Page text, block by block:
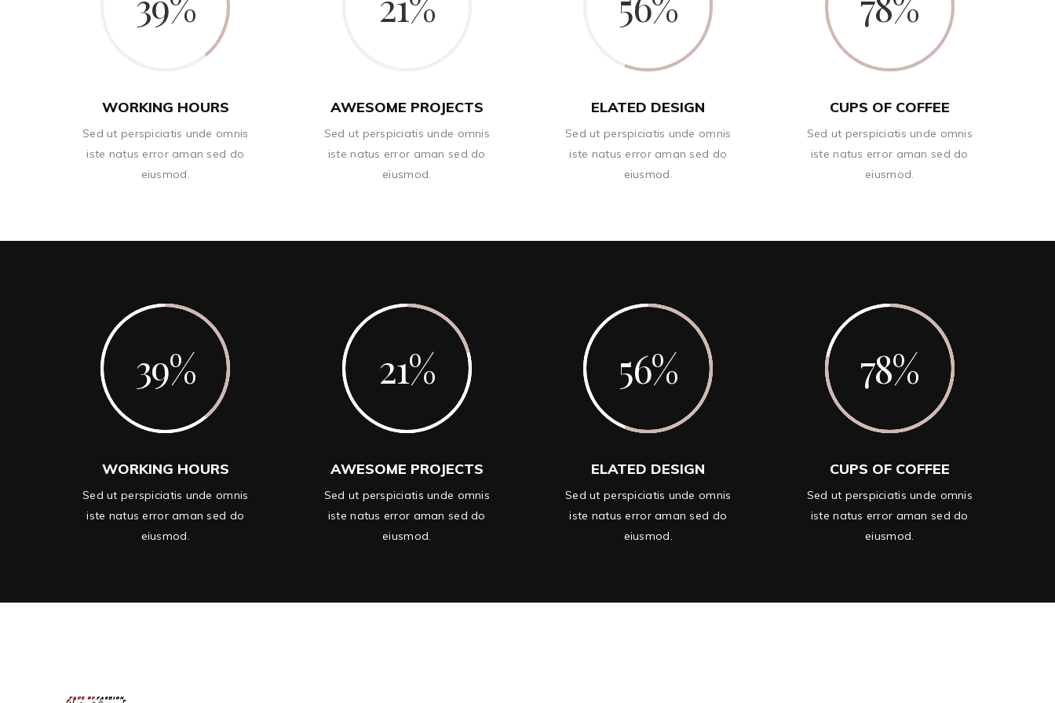
WORKING HOURS
Sed ut perspiciatis unde omnis
iste natus error aman sed do
eiusmod.
AWESOME PROJECTS
Sed ut perspiciatis unde omnis
iste natus error aman sed do
eiusmod.
ELATED DESIGN
Sed ut perspiciatis unde omnis
iste natus error aman sed do
eiusmod.
CUPS OF COFFEE
Sed ut perspiciatis unde omnis
iste natus error aman sed do
eiusmod.
39
WORKING HOURS
Sed ut perspiciatis unde omnis
iste natus error aman sed do
eiusmod.
21
AWESOME PROJECTS
Sed ut perspiciatis unde omnis
iste natus error aman sed do
eiusmod.
56
ELATED DESIGN
Sed ut perspiciatis unde omnis
iste natus error aman sed do
eiusmod.
78
CUPS OF COFFEE
Sed ut perspiciatis unde omnis
iste natus error aman sed do
eiusmod.